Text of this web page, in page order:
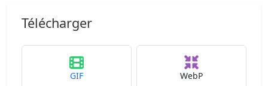
Télécharger
GIF WebP